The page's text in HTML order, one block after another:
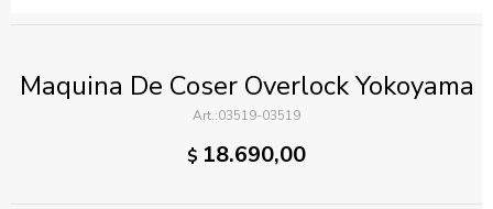
Maquina De Coser Overlock Yokoyama
03519-03519
$ 18.690,00